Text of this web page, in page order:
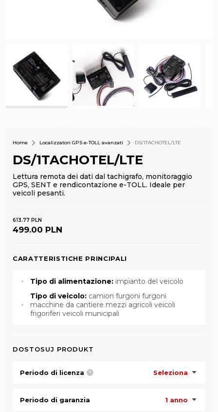
Home Localizzatori GPS e-TOLL avanzati DS/1TACHOTEL/LTE
DS/1TACHOTEL/LTE
Lettura remota dei dati dal tachigrafo, monitoraggio
GPS, SENT e rendicontazione e-TOLL. Ideale per
veicoli pesanti.
613.77 PLN
499.00 PLN
CARATTERISTICHE PRINCIPALI
Tipo di alimentazione: impianto del veicolo
Tipo di veicolo: camion furgoni furgoni
macchine da cantiere mezzi agricoli veicoli
frigoriferi veicoli municipali
DOSTOSUJ PRODUKT
Periodo di licenza ? Seleziona
Periodo di garanzia 1 anno